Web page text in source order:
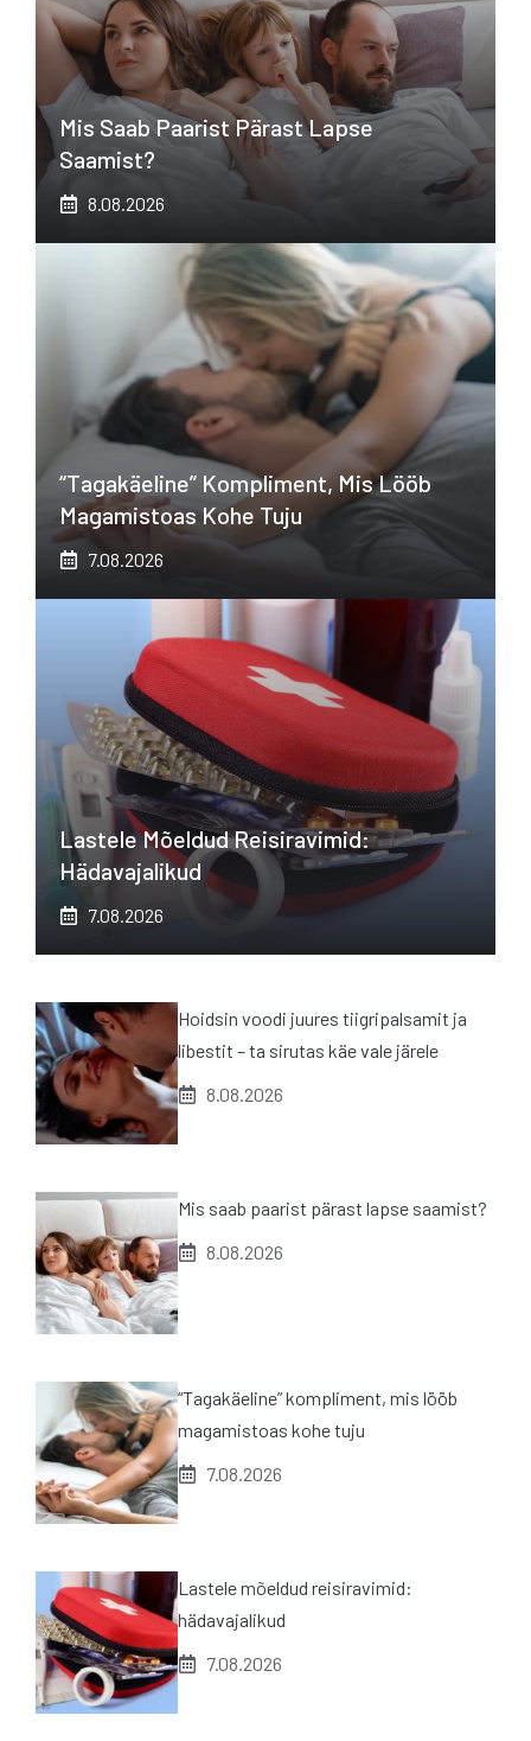
Mis Saab Paarist Pärast Lapse
Saamist?
8.08.2026
“Tagakäeline” Kompliment, Mis Lööb
Magamistoas Kohe Tuju
7.08.2026
Lastele Mõeldud Reisiravimid:
Hädavajalikud
7.08.2026
Hoidsin voodi juures tiigripalsamit ja
libestit – ta sirutas käe vale järele
8.08.2026
Mis saab paarist pärast lapse saamist?
8.08.2026
“Tagakäeline” kompliment, mis lööb
magamistoas kohe tuju
7.08.2026
Lastele mõeldud reisiravimid:
hädavajalikud
7.08.2026